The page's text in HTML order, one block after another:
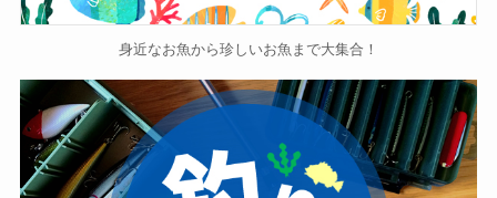
身近なお魚から珍しいお魚まで大集合！